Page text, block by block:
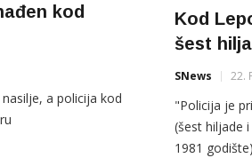
kod
a policija kod
Kod
šest
SNews 22.
"Policija je
(šest hiljade
1981